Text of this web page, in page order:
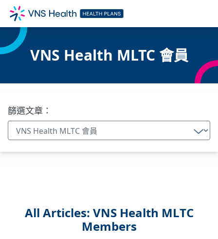
VNS Health MLTC 會員
篩選文章：
All Articles: VNS Health MLTC
Members